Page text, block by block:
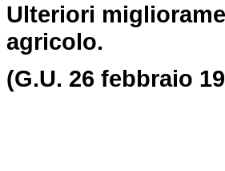
Ulteriori
agricolo.
(G.U. 26 febbraio